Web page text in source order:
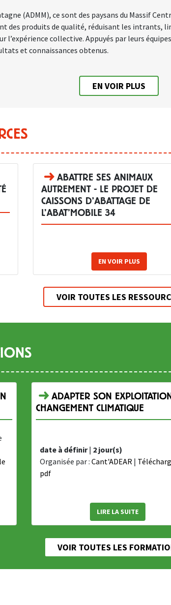
(ADMM), ce sont des paysans du Massif
des produits de qualité, réduisant les
l’expérience collective. Appuyés par leurs
et connaissances obtenus.
EN VOIR PLUS
ABATTRE SES ANIMAUX
AUTREMENT - LE PROJET DE
CAISSONS D’ABATTAGE DE
L’ABAT’MOBILE 34
EN VOIR PLUS
VOIR TOUTES LES
ADAPTER SON
CHANGEMENT CLIMATIQUE
date à définir| 2 jour(s)
Organisée par : Cant'ADEAR |
pdf
LIRE LA SUITE
VOIR TOUTES LES